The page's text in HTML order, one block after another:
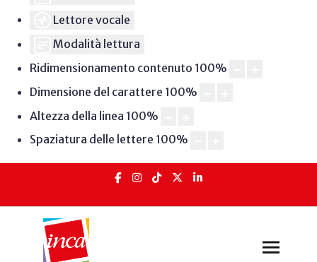
Lettore vocale
Modalità lettura
Ridimensionamento contenuto 100%
Dimensione del carattere 100%
Altezza della linea 100%
Spaziatura delle lettere 100%